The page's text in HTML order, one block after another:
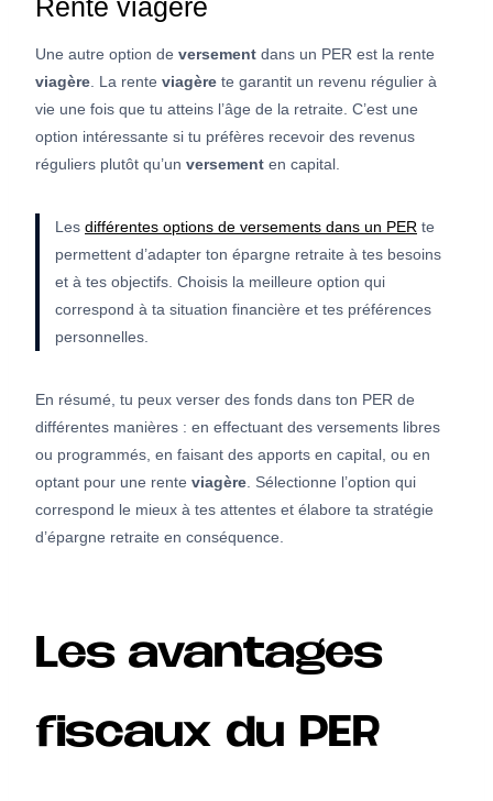
Une autre option de versement dans un PER est la rente
viagère . La rente viagère te garantit un revenu régulier à
vie une fois que tu atteins l’âge de la retraite. C’est une
option intéressante si tu préfères recevoir des revenus
réguliers plutôt qu’un versement en capital.
Les différentes options de versements dans un PER te
permettent d’adapter ton épargne retraite à tes besoins
et à tes objectifs. Choisis la meilleure option qui
correspond à ta situation financière et tes préférences
personnelles.
En résumé, tu peux verser des fonds dans ton PER de
différentes manières : en effectuant des versements libres
ou programmés, en faisant des apports en capital, ou en
optant pour une rente viagère . Sélectionne l’option qui
correspond le mieux à tes attentes et élabore ta stratégie
d’épargne retraite en conséquence.
Les avantages
fiscaux du PER